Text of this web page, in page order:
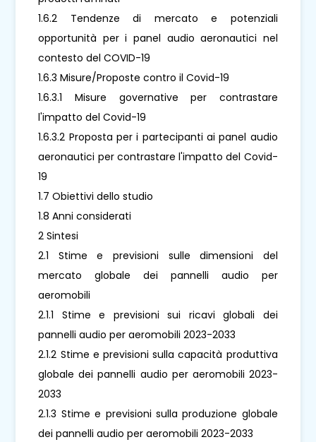
1.6.2 Tendenze di mercato e potenziali
opportunità per i panel audio aeronautici nel
contesto del COVID-19
1.6.3 Misure/Proposte contro il Covid-19
1.6.3.1 Misure governative per contrastare
l'impatto del Covid-19
1.6.3.2 Proposta per i partecipanti ai panel audio
aeronautici per contrastare l'impatto del Covid-
19
1.7 Obiettivi dello studio
1.8 Anni considerati
2 Sintesi
2.1 Stime e previsioni sulle dimensioni del
mercato globale dei pannelli audio per
aeromobili
2.1.1 Stime e previsioni sui ricavi globali dei
pannelli audio per aeromobili 2023-2033
2.1.2 Stime e previsioni sulla capacità produttiva
globale dei pannelli audio per aeromobili 2023-
2033
2.1.3 Stime e previsioni sulla produzione globale
dei pannelli audio per aeromobili 2023-2033